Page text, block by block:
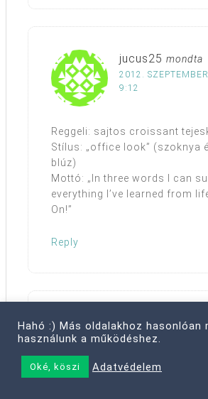
jucus25 mondta
2012.
9:12
Reggeli: sajtos croissant
Stílus: „office look” (szoknya
blúz)
Mottó: „In three words I can
everything I’ve learned from
On!”
Reply
Filippino mondta
2012.
Hahó :) Más oldalakhoz hasonlóan
használunk a működéshez.
Oké, köszi Adatvédelem